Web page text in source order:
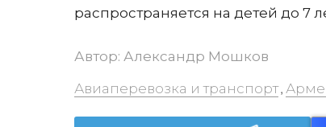
распространяется на детей до 7
Автор: Александр Мошков
Авиаперевозка и транспорт,